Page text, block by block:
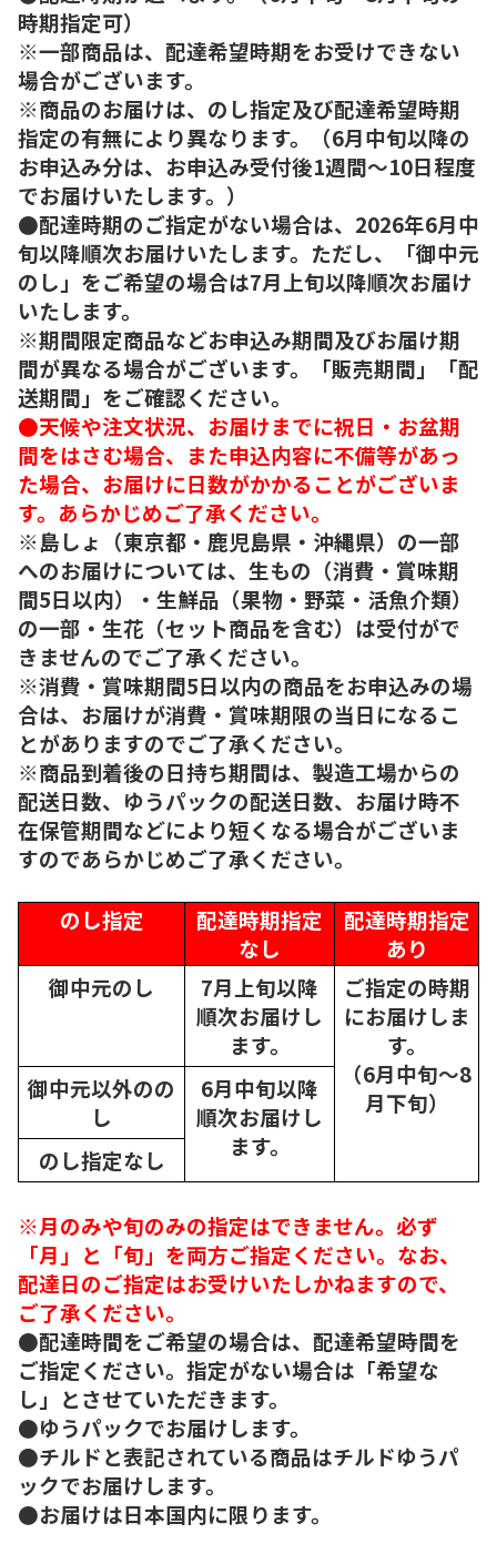
時期指定可）
※一部商品は、配達希望時期をお受けできない
場合がございます。
※商品のお届けは、のし指定及び配達希望時期
指定の有無により異なります。（6月中旬以降の
お申込み分は、お申込み受付後1週間～10日程度
でお届けいたします。）
●配達時期のご指定がない場合は、2026年6月中
旬以降順次お届けいたします。ただし、「御中元
のし」をご希望の場合は7月上旬以降順次お届け
いたします。
※期間限定商品などお申込み期間及びお届け期
間が異なる場合がございます。「販売期間」「配
送期間」をご確認ください。
●天候や注文状況、お届けまでに祝日・お盆期
間をはさむ場合、また申込内容に不備等があっ
た場合、お届けに日数がかかることがございま
す。あらかじめご了承ください。
※島しょ（東京都・鹿児島県・沖縄県）の一部
へのお届けについては、生もの（消費・賞味期
間5日以内）・生鮮品（果物・野菜・活魚介類）
の一部・生花（セット商品を含む）は受付がで
きませんのでご了承ください。
※消費・賞味期間5日以内の商品をお申込みの場
合は、お届けが消費・賞味期限の当日になるこ
とがありますのでご了承ください。
※商品到着後の日持ち期間は、製造工場からの
配送日数、ゆうパックの配送日数、お届け時不
在保管期間などにより短くなる場合がございま
すのであらかじめご了承ください。
のし指定
配達時期指定
なし
配達時期指定
あり
御中元のし
7月上旬以降
順次お届けし
ます。
ご指定の時期
にお届けしま
す。
（6月中旬～8
月下旬）
御中元以外のの
し
6月中旬以降
順次お届けし
ます。
のし指定なし
※月のみや旬のみの指定はできません。必ず
「月」と「旬」を両方ご指定ください。なお、
配達日のご指定はお受けいたしかねますので、
ご了承ください。
●配達時間をご希望の場合は、配達希望時間を
ご指定ください。指定がない場合は「希望な
し」とさせていただきます。
●ゆうパックでお届けします。
●チルドと表記されている商品はチルドゆうパ
ックでお届けします。
●お届けは日本国内に限ります。